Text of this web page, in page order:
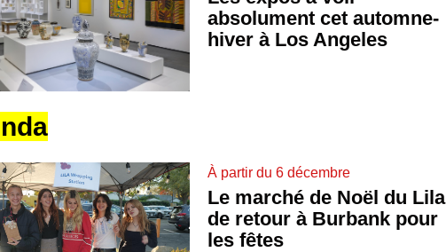
absolument cet automne-
hiver à Los Angeles
À partir du 6 décembre
Le marché de Noël du Lila
de retour à Burbank pour
les fêtes